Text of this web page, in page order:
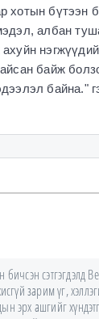
хотын бүтээн
албан
байж
байна."
сэтгэгдэлд
зарим үг,
эрх ашгийг